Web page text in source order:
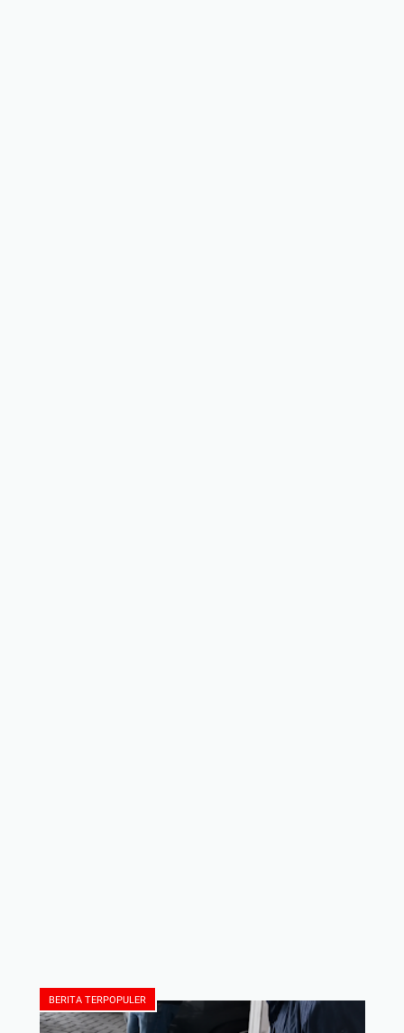
BERITA TERPOPULER